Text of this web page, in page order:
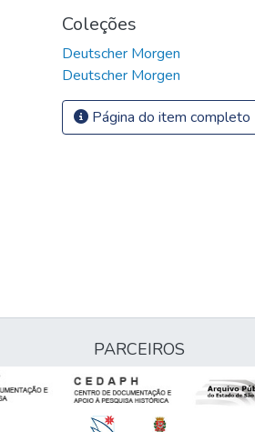
Coleções
Deutscher Morgen
Deutscher Morgen
Página do item completo
PARCEIROS